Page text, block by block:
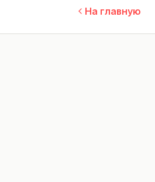
На главную